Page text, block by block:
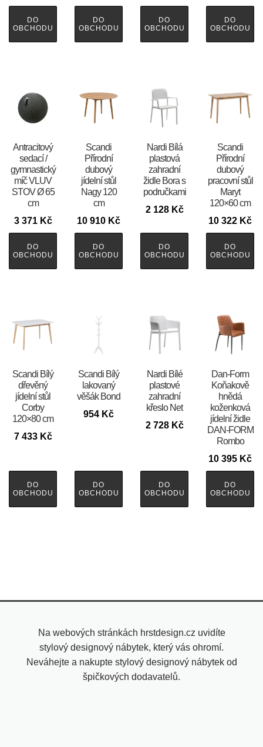
DO
OBCHODU
DO
OBCHODU
DO
OBCHODU
DO
OBCHODU
Antracitový
sedací /
gymnastický
míč VLUV
STOV Ø 65
cm
3 371 Kč
DO
OBCHODU
Scandi
Přírodní
dubový
jídelní stůl
Nagy 120
cm
10 910 Kč
DO
OBCHODU
Nardi Bílá
plastová
zahradní
židle Bora s
područkami
2 128 Kč
DO
OBCHODU
Scandi
Přírodní
dubový
pracovní stůl
Maryt
120×60 cm
10 322 Kč
DO
OBCHODU
Scandi Bílý
dřevěný
jídelní stůl
Corby
120×80 cm
7 433 Kč
DO
OBCHODU
Scandi Bílý
lakovaný
věšák Bond
954 Kč
DO
OBCHODU
Nardi Bílé
plastové
zahradní
křeslo Net
2 728 Kč
DO
OBCHODU
​​​​​Dan-Form
Koňakově
hnědá
koženková
jídelní židle
DAN-FORM
Rombo
10 395 Kč
DO
OBCHODU
Na webových stránkách hrstdesign.cz uvidíte
stylový designový nábytek, který vás ohromí.
Neváhejte a nakupte stylový designový nábytek od
špičkových dodavatelů.